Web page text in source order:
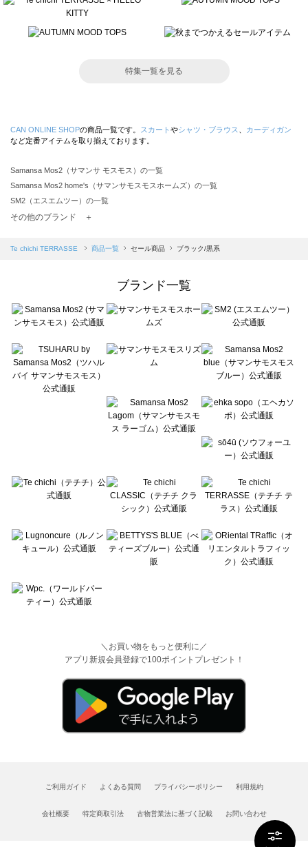
特集一覧を見る
CAN ONLINE SHOPの商品一覧です。 スカート やシャツ・ブラウス
カーディガン
など定番アイテムを取り揃えております。
Samansa Mos2（サマンサ モスモス）の一覧
Samansa Mos2 home's（サマンサモスモスホームズ）の一覧
SM2（エスエムツー）の一覧
TSUHARU by Samansa Mos2（ツハルバイサマンサモスモス）の一覧
Samansa Mos2 blue（サマンサモスモス ブルー）の一覧
Te chichi（テチチ）の一覧
Te chichi CLASSIC（テチチ クラシック）の一覧
Lugnoncure（ルノンキュール）の一覧
BETTY'S BLUE（べティーズブルー）の一覧
Wpc.（ワールドパーティー）の一覧
その他のブランド ＋
Te chichi TERRASSE 商品一覧 セール商品 ブラック/黒系
ブランド一覧
＼お買い物をもっと便利に／
アプリ新規会員登録で100ポイントプレゼント！
ご利用ガイド よくある質問 プライバシーポリシー 利用規約
会社概要 特定商取引法 古物営業法に基づく記載 お問い合わせ